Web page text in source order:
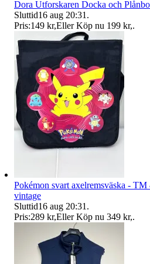
Dora Utforskaren Docka och
Sluttid16 aug 20:31 .
Pris:149 kr,Eller Köp nu 199 kr,.
Pokémon svart axelremsväska -
vintage
Sluttid16 aug 20:31 .
Pris:289 kr,Eller Köp nu 349 kr,.